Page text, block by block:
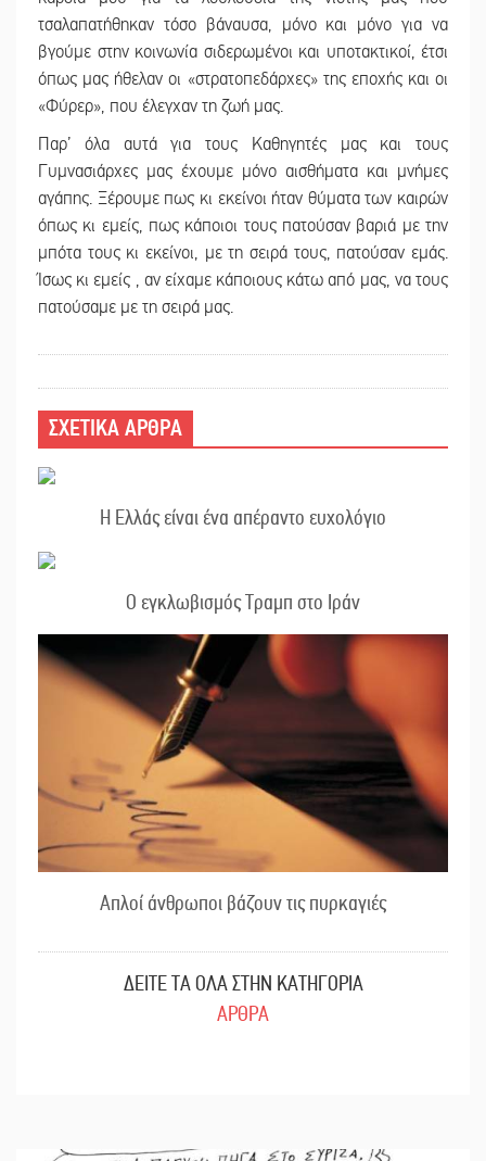
τσαλαπατήθηκαν τόσο βάναυσα, μόνο και μόνο για να
βγούμε στην κοινωνία σιδερωμένοι και υποτακτικοί, έτσι
όπως μας ήθελαν οι «στρατοπεδάρχες» της εποχής και οι
«Φύρερ», που έλεγχαν τη ζωή μας.
Παρ’ όλα αυτά για τους Καθηγητές μας και τους
Γυμνασιάρχες μας έχουμε μόνο αισθήματα και μνήμες
αγάπης. Ξέρουμε πως κι εκείνοι ήταν θύματα των καιρών
όπως κι εμείς, πως κάποιοι τους πατούσαν βαριά με την
μπότα τους κι εκείνοι, με τη σειρά τους, πατούσαν εμάς.
Ίσως κι εμείς , αν είχαμε κάποιους κάτω από μας, να τους
πατούσαμε με τη σειρά μας.
ΣΧΕΤΙΚΑ ΑΡΘΡΑ
Η Ελλάς είναι ένα απέραντο ευχολόγιο
Ο εγκλωβισμός Τραμπ στο Ιράν
Απλοί άνθρωποι βάζουν τις πυρκαγιές
ΔΕΙΤΕ ΤΑ ΟΛΑ ΣΤΗΝ ΚΑΤΗΓΟΡΙΑ
ΑΡΘΡΑ